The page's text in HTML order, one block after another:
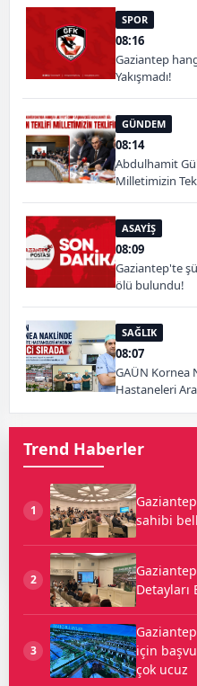
SPOR
08:16
Gaziantep
Yakışmadı!
GÜNDEM
08:14
Abdulhamit
Milletimizin
ASAYİŞ
08:09
Gaziantep'te
ölü bulundu!
SAĞLIK
08:07
GAÜN Kornea
Hastaneleri
Trend Haberler
1
sahibi
2
Detayları
3
için
çok ucuz